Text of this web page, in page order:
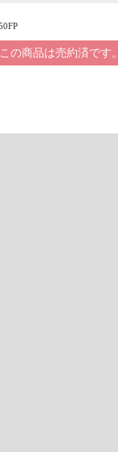
この商品は売約済です。